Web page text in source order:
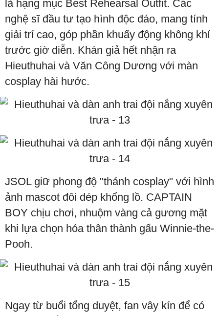
là hạng mục Best Rehearsal Outfit. Các
nghệ sĩ đầu tư tạo hình độc đáo, mang tính
giải trí cao, góp phần khuấy động không khí
trước giờ diễn. Khán giả hết nhận ra
Hieuthuhai và Văn Công Dương với màn
cosplay hài hước.
JSOL giữ phong độ "thánh cosplay" với hình
ảnh mascot đôi dép khổng lồ. CAPTAIN
BOY chịu chơi, nhuộm vàng cả gương mặt
khi lựa chọn hóa thân thành gấu Winnie-the-
Pooh.
Ngay từ buổi tổng duyệt, fan vây kín để có